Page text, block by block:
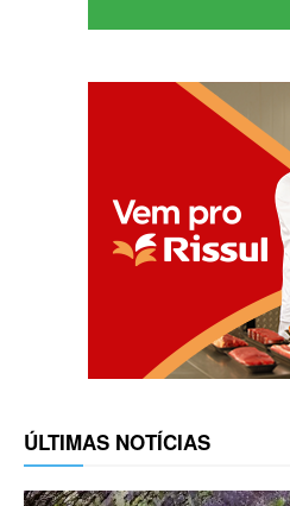
ÚLTIMAS NOTÍCIAS